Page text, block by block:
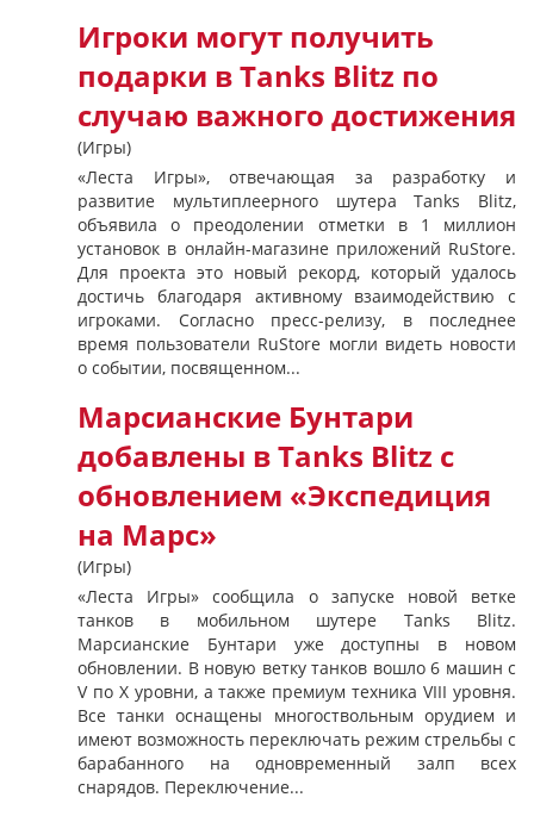
Игроки могут получить
подарки в Tanks Blitz по
случаю важного достижения
(Игры)
«Леста Игры», отвечающая за разработку и
развитие мультиплеерного шутера Tanks Blitz,
объявила о преодолении отметки в 1 миллион
установок в онлайн-магазине приложений RuStore.
Для проекта это новый рекорд, который удалось
достичь благодаря активному взаимодействию с
игроками. Согласно пресс-релизу, в последнее
время пользователи RuStore могли видеть новости
о событии, посвященном...
Марсианские Бунтари
добавлены в Tanks Blitz с
обновлением «Экспедиция
на Марс»
(Игры)
«Леста Игры» сообщила о запуске новой ветке
танков в мобильном шутере Tanks Blitz.
Марсианские Бунтари уже доступны в новом
обновлении. В новую ветку танков вошло 6 машин с
V по X уровни, а также премиум техника VIII уровня.
Все танки оснащены многоствольным орудием и
имеют возможность переключать режим стрельбы с
барабанного на одновременный залп всех
снарядов. Переключение...